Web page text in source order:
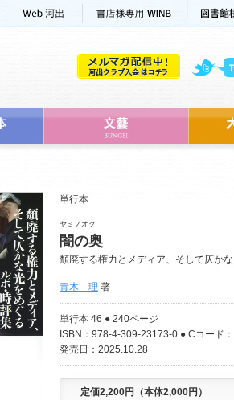
単行本
ヤミノオク
闇の奥
頽廃する権力とメディア、そして仄か
青木 理 著
単行本 46 ● 240ページ
ISBN：978-4-309-23173-0 ● Cコード
発売日：2025.10.28
定価2,200円（本体2,000円）